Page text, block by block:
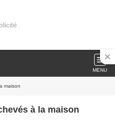
MENU
maison
à la maison